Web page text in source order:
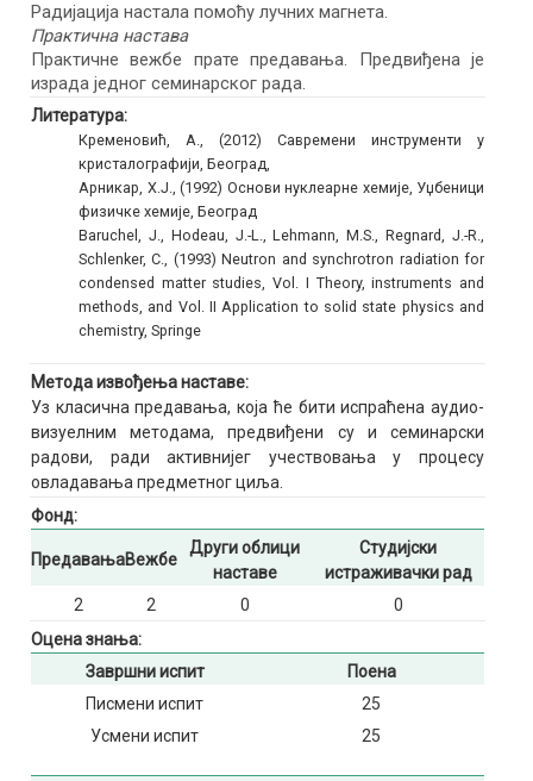
Радијација настала помоћу лучних магнета.
Практична настава
Практичне вежбе прате предавања. Предвиђена је
израда једног семинарског рада.
Литература:
Кременовић, А., (2012) Савремени инструменти у
кристалографији, Београд,
Арникар, Х.Ј., (1992) Основи нуклеарне хемије, Уџбеници
физичке хемије, Београд
Baruchel, J., Hodeau, J.-L., Lehmann, M.S., Regnard, J.-R.,
Schlenker, C., (1993) Neutron and synchrotron radiation for
condensed matter studies, Vol. I Theory, instruments and
methods, and Vol. II Application to solid state physics and
chemistry, Springe
Метода извођења наставе:
Уз класична предавања, која ће бити испраћена аудио-
визуелним методама, предвиђени су и семинарски
радови, ради активнијег учествовања у процесу
овладавања предметног циља.
Фонд:
ПредавањаВежбе
Други облици
наставе
Студијски
истраживачки рад
2
2 0
0
Оцена знања:
Завршни испит
Поена
Писмени испит
25
Усмени испит
25